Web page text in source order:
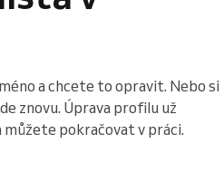
a chcete to opravit. Nebo si
znovu. Úprava profilu už
můžete pokračovat v práci.